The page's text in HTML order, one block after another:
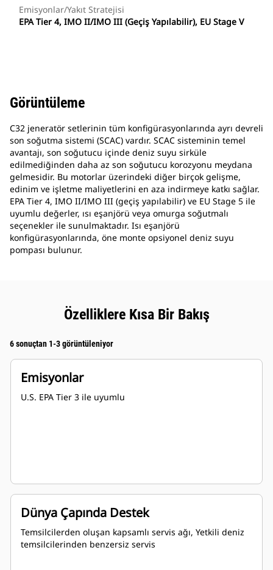
Emisyonlar/Yakıt Stratejisi
EPA Tier 4, IMO II/IMO III (Geçiş Yapılabilir), EU Stage V
Görüntüleme
C32 jeneratör setlerinin tüm konfigürasyonlarında ayrı devreli
son soğutma sistemi (SCAC) vardır. SCAC sisteminin temel
avantajı, son soğutucu içinde deniz suyu sirküle
edilmediğinden daha az son soğutucu korozyonu meydana
gelmesidir. Bu motorlar üzerindeki diğer birçok gelişme,
edinim ve işletme maliyetlerini en aza indirmeye katkı sağlar.
EPA Tier 4, IMO II/IMO III (geçiş yapılabilir) ve EU Stage 5 ile
uyumlu değerler, ısı eşanjörü veya omurga soğutmalı
seçenekler ile sunulmaktadır. Isı eşanjörü
konfigürasyonlarında, öne monte opsiyonel deniz suyu
pompası bulunur.
Özelliklere Kısa Bir Bakış
6 sonuçtan 1-3 görüntüleniyor
Emisyonlar
U.S. EPA Tier 3 ile uyumlu
Dünya Çapında Destek
Temsilcilerden oluşan kapsamlı servis ağı, Yetkili deniz
temsilcilerinden benzersiz servis